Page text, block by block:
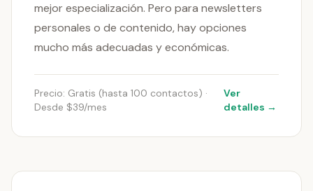
mejor especialización. Pero para newsletters
personales o de contenido, hay opciones
mucho más adecuadas y económicas.
Precio: Gratis (hasta 100 contactos) ·
Desde $39/mes
Ver
detalles →